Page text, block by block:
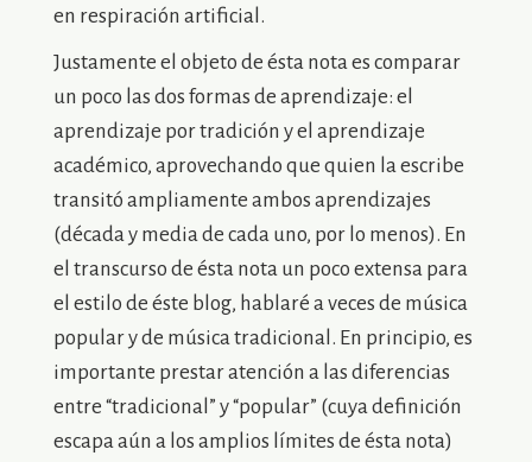
en respiración artificial.
Justamente el objeto de ésta nota es comparar
un poco las dos formas de aprendizaje: el
aprendizaje por tradición y el aprendizaje
académico, aprovechando que quien la escribe
transitó ampliamente ambos aprendizajes
(década y media de cada uno, por lo menos). En
el transcurso de ésta nota un poco extensa para
el estilo de éste blog, hablaré a veces de música
popular y de música tradicional. En principio, es
importante prestar atención a las diferencias
entre “tradicional” y “popular” (cuya definición
escapa aún a los amplios límites de ésta nota)